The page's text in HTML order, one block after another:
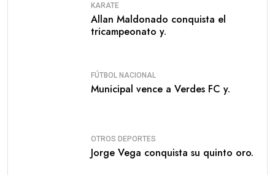
KARATE
Allan Maldonado conquista el
tricampeonato y.
FÚTBOL NACIONAL
Municipal vence a Verdes FC y.
OTROS DEPORTES
Jorge Vega conquista su quinto oro.